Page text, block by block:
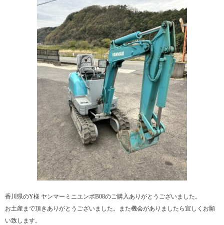
香川県のY様 ヤンマーミニユンボB08のご購入ありがとうございました。
お土産まで頂きありがとうございました。また機会がありましたら宜しくお願
い致します。